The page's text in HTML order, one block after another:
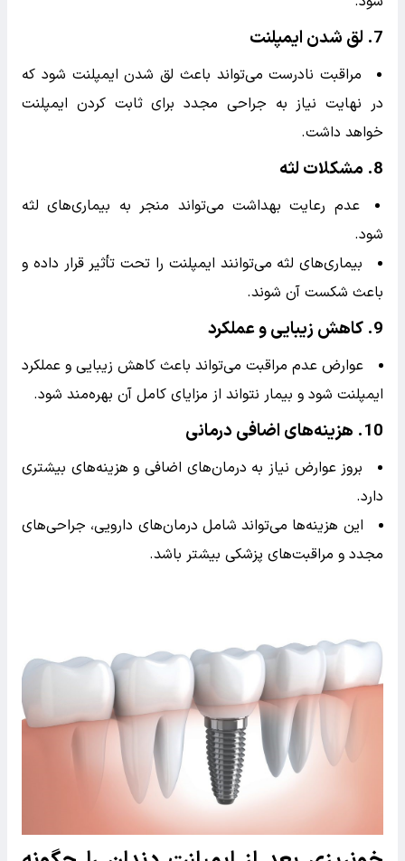
و آن را پس بزند.
این موضوع ممکن است نیاز به جراحی مجدد و هزینه‌های
اضافی داشته باشد.
4. تحلیل استخوان
عدم مراقبت مناسب می‌تواند منجر به تحلیل استخوان در
ناحیه اطراف ایمپلنت شود.
این موضوع می‌تواند باعث کاهش پایداری ایمپلنت و
شکست درمان شود.
5. درد مزمن
عدم رعایت مراقبت‌های پس از عمل می‌تواند باعث بروز
درد مزمن در ناحیه ایمپلنت شود.
این درد می‌تواند به صورت مداوم و آزاردهنده باشد و نیاز
به درمان‌های اضافی داشته باشد.
6. ایجاد حفره و پوسیدگی در دندان‌های مجاور
عدم رعایت بهداشت می‌تواند باعث تجمع پلاک و باکتری
در دندان‌های مجاور ایمپلنت شده و منجر به پوسیدگی آن‌ها
شود.
7. لق شدن ایمپلنت
خواهد داشت.
8. مشکلات لثه
عدم رعایت بهداشت می‌تواند منجر به بیماری‌های لثه
بیماری‌های لثه می‌توانند ایمپلنت را تحت تأثیر قرار داده و
باعث شکست آن شوند.
9. کاهش زیبایی و عملکرد